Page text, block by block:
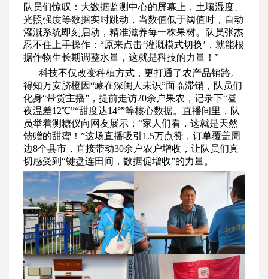
队员们惊叹：大数据监测中心的屏幕上，土壤湿度、
光照强度等数据实时跳动，当数值低于阈值时，自动
灌溉系统即刻启动，精准滋养每一株果树。队员张杰
忍不住上手操作：“原来点击‘灌溉模式切换’，就能根
据作物生长期调整水量，这就是科技的力量！”
科技不仅改变种植方式，更打通了农产品销路。
得知万安脐橙因“藏在深闺人未识”面临滞销，队员们
化身“带货主播”，提前走访20余户果农，记录下“昼
夜温差12℃”“甜度达14°”等核心数据。直播间里，队
员举着测糖仪向网友展示：“家人们看，这就是天然
馈赠的甜蜜！”这场直播吸引1.5万点赞，订单覆盖周
边8个县市，直接带动30余户农户增收，让队员们真
切感受到“键盘连田间，数据促增收”的力量。